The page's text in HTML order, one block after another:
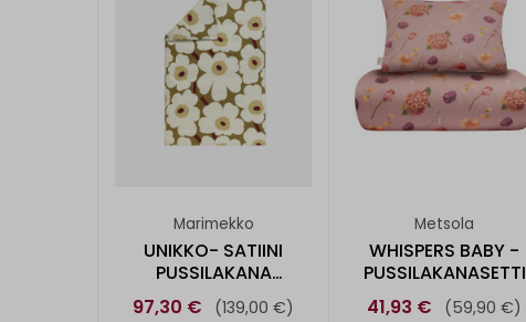
Marimekko
UNIKKO- SATIINI
PUSSILAKANA
150X210CM
97,30 € (139,00 €)
Metsola
WHISPERS BABY -
PUSSILAKANASETTI
80X120CM
41,93 € (59,90 €)